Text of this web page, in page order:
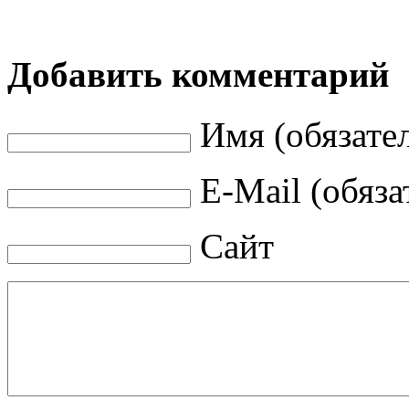
Добавить комментарий
Имя
E-Mail
Сайт